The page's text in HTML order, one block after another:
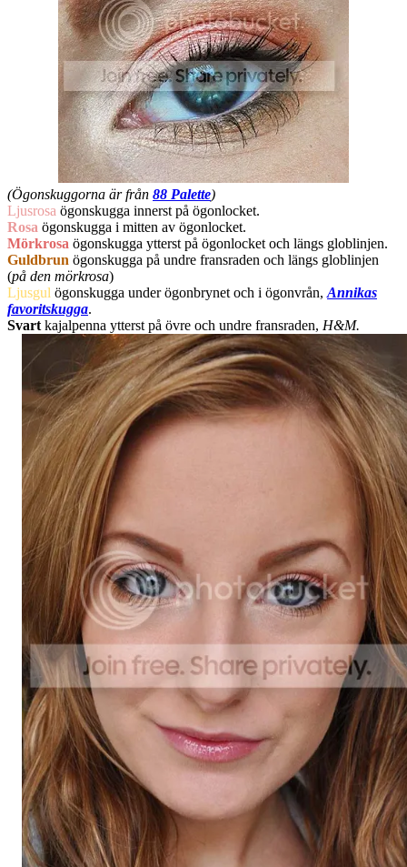
(Ögonskuggorna är från 88 Palette)
Ljusrosa ögonskugga innerst på ögonlocket.
Rosa ögonskugga i mitten av ögonlocket.
Mörkrosa ögonskugga ytterst på ögonlocket och längs globlinjen.
Guldbrun ögonskugga på undre fransraden och längs globlinjen
(på den mörkrosa)
Ljusgul ögonskugga under ögonbrynet och i ögonvrån, Annikas
favoritskugga.
Svart kajalpenna ytterst på övre och undre fransraden, H&M.